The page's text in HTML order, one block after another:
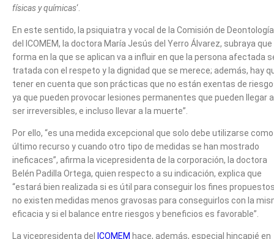
físicas y químicas‘.
En este sentido, la psiquiatra y vocal de la Comisión de Deontología
del ICOMEM, la doctora María Jesús del Yerro Álvarez, subraya que
forma en la que se aplican va a influir en que la persona afectada
tratada con el respeto y la dignidad que se merece; además, hay
tener en cuenta que son prácticas que no están exentas de
ya que pueden provocar lesiones permanentes que pueden llegar a
ser irreversibles, e incluso llevar a la muerte”.
Por ello, “es una medida excepcional que solo debe utilizarse como
último recurso y cuando otro tipo de medidas se han mostrado
ineficaces”, afirma la vicepresidenta de la corporación, la doctora
Belén Padilla Ortega, quien respecto a su indicación, explica que
“estará bien realizada si es útil para conseguir los fines
no existen medidas menos gravosas para conseguirlos con la
eficacia y si el balance entre riesgos y beneficios es favorable”.
La vicepresidenta del ICOMEM hace, además, especial hincapié en